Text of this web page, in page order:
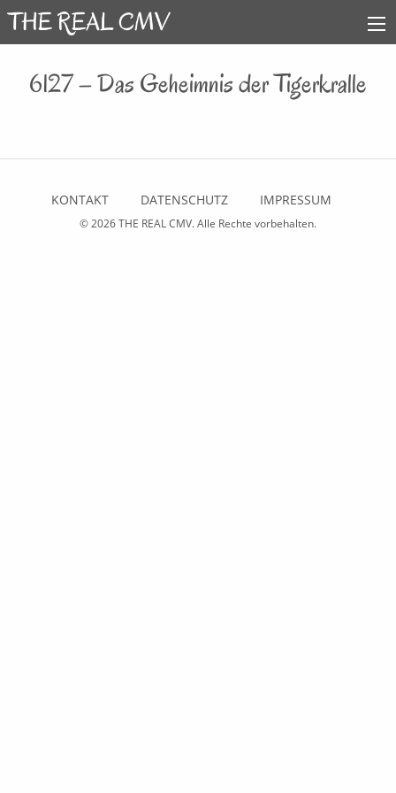
6127 – Das Geheimnis der Tigerkralle
KONTAKT DATENSCHUTZ IMPRESSUM
© 2026THE REAL CMV. Alle Rechte vorbehalten.